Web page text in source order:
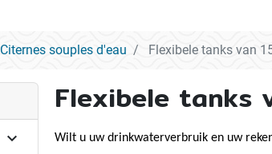
Citernes souples d'eau Flexibele tanks van

Flexibele tanks
Wilt u uw drinkwaterverbruik en uw